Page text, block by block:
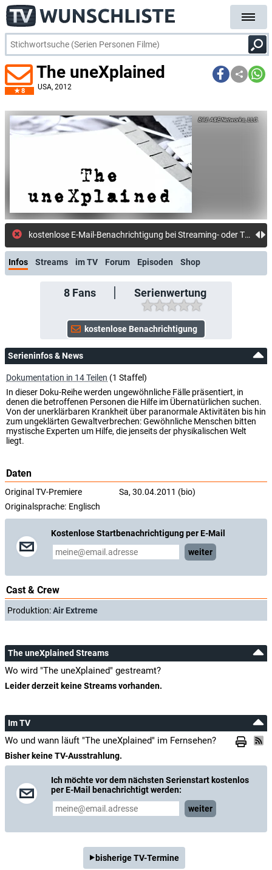
8
The uneXplained
USA, 2012
A&E Networks, LLC.
kostenlose E-Mail-Benachrichtigung bei Streaming- oder TV-Start
Infos Streams im TV Forum Episoden Shop
8Fans Serienwertung
Serieninfos & News
Dokumentation in 14 Teilen (1 Staffel)
In dieser Doku-Reihe werden ungewöhnliche Fälle präsentiert, in
denen die betroffenen Personen die Hilfe im Übernatürlichen suchen.
Von der unerklärbaren Krankheit über paranormale Aktivitäten bis hin
zum ungeklärten Gewaltverbrechen: Gewöhnliche Menschen bitten
mystische Experten um Hilfe, die jenseits der physikalischen Welt
liegt.
Daten
Original TV-Premiere
Sa, 30.04.2011 (bio)
Originalsprache: Englisch
Kostenlose Startbenachrichtigung per E-Mail
weiter
Cast & Crew
Produktion:Air Extreme
The uneXplained Streams
Wo wird "The uneXplained" gestreamt?
Leider derzeit keine Streams vorhanden.
Im TV
Wo und wann läuft "The uneXplained" im Fernsehen?
Bisher keine TV-Ausstrahlung.
Ich möchte vor dem nächsten Serienstart kostenlos
per E-Mail benachrichtigt werden:
weiter
bisherige TV-Termine